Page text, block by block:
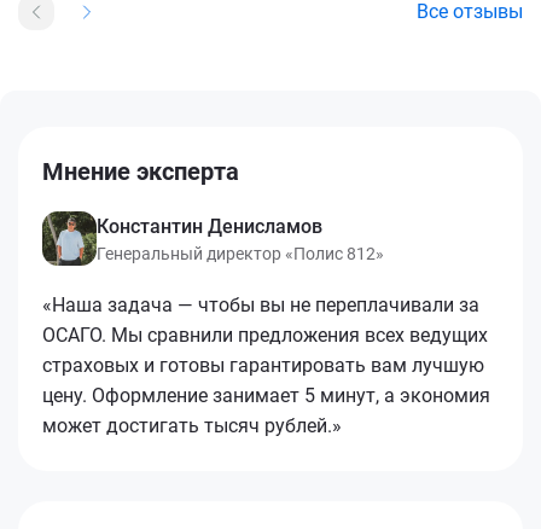
Все отзывы
Мнение эксперта
Константин Денисламов
Генеральный директор «Полис 812»
«Наша задача — чтобы вы не переплачивали за
ОСАГО. Мы сравнили предложения всех ведущих
страховых и готовы гарантировать вам лучшую
цену. Оформление занимает 5 минут, а экономия
может достигать тысяч рублей.»